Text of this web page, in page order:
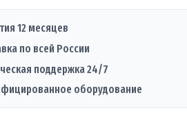
12 месяцев
по всей России
поддержка 24/7
оборудование